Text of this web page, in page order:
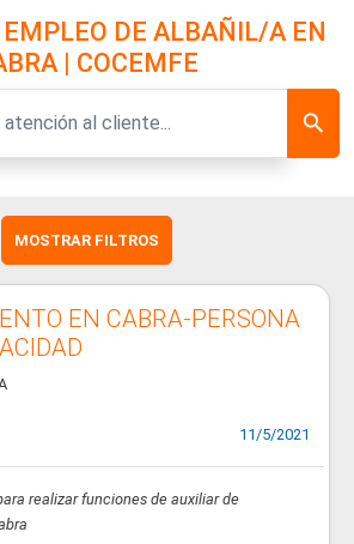
EMPLEO DE ALBAÑIL/A EN
| COCEMFE
MOSTRAR FILTROS
EN CABRA-PERSONA
11/5/2021
realizar funciones de auxiliar de